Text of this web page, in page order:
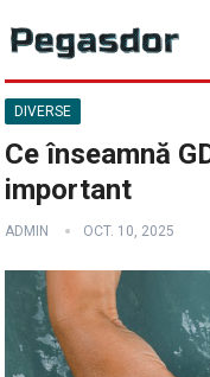
DIVERSE
Ce înseamnă
important
ADMIN OCT. 10, 2025